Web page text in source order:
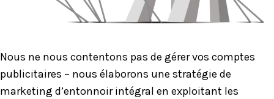
Nous ne nous contentons pas de gérer vos comptes
publicitaires – nous élaborons une stratégie de
marketing d’entonnoir intégral en exploitant les